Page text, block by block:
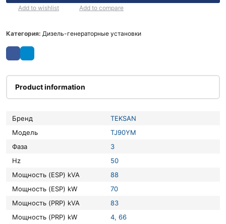
Add to wishlist Add to compare
Категория: Дизель-генераторные установки
Product information
Бренд
TEKSAN
Модель
TJ90YM
Фаза
3
Hz
50
Мощность (ESP) kVA
88
Мощность (ESP) kW
70
Мощность (PRP) kVA
83
Мощность (PRP) kW
4, 66